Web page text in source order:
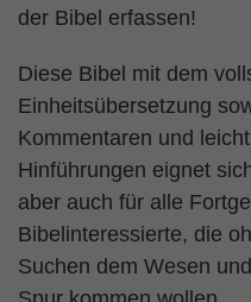
der Bibel erfassen!
Diese Bibel mit dem
Einheitsübersetzung
Kommentaren und
Hinführungen eignet
aber auch für alle
Bibelinteressierte, die
Suchen dem Wesen